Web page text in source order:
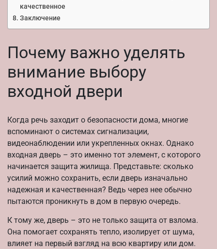
качественное
Заключение
Почему важно уделять
внимание выбору
входной двери
Когда речь заходит о безопасности дома, многие
вспоминают о системах сигнализации,
видеонаблюдении или укрепленных окнах. Однако
входная дверь – это именно тот элемент, с которого
начинается защита жилища. Представьте: сколько
усилий можно сохранить, если дверь изначально
надежная и качественная? Ведь через нее обычно
пытаются проникнуть в дом в первую очередь.
К тому же, дверь – это не только защита от взлома.
Она помогает сохранять тепло, изолирует от шума,
влияет на первый взгляд на всю квартиру или дом.